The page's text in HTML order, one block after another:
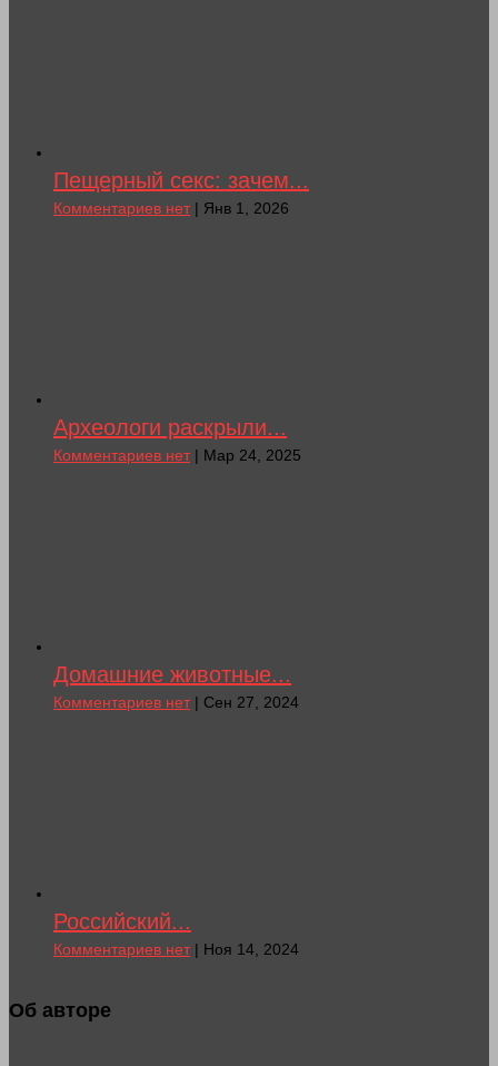
Пещерный секс: зачем...
Комментариев нет| Янв 1, 2026
Археологи раскрыли...
Комментариев нет| Мар 24, 2025
Домашние животные...
Комментариев нет| Сен 27, 2024
Российский...
Комментариев нет| Ноя 14, 2024
Об авторе